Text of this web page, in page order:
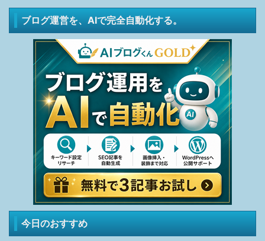
ブログ運営を、AIで完全自動化する。
今日のおすすめ